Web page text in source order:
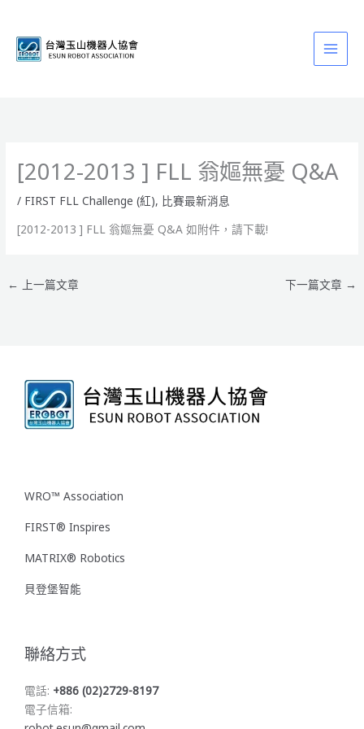
[2012-2013 ] FLL 翁嫗無憂 Q&A
/ FIRST FLL Challenge (紅), 比賽最新消息
[2012-2013 ] FLL 翁嫗無憂 Q&A 如附件，請下載!
← 上一篇文章 下一篇文章 →
WRO™ Association
FIRST® Inspires
MATRIX® Robotics
貝登堡智能
聯絡方式
電話: +886 (02)2729-8197
電子信箱: